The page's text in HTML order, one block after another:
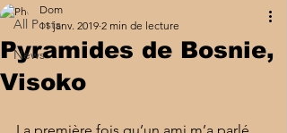
All Posts
News
Pyramides de Bosnie,
Visoko
Dom
11 janv. 2019 2 min de lecture